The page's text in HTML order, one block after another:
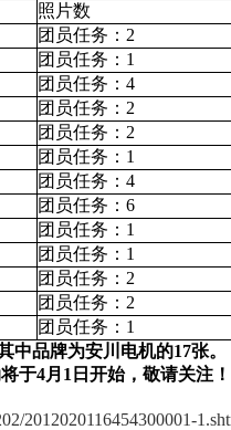
照片数
团员任务：2
团员任务：1
团员任务：4
团员任务：2
团员任务：2
团员任务：1
团员任务：4
团员任务：6
团员任务：1
团员任务：1
团员任务：2
团员任务：2
团员任务：1
中品牌为安川电机的17张。
于4月1日开始，敬请关注！
2012020116454300001-